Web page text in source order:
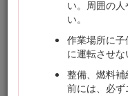
い。周囲の
い。
作業場所に
に運転させな
整備、燃料
前には、必ず
アル番号を刻印した銘
うちに番号をメモして
Important: シリアル番
合は、スマートフォン
保証、パーツその他の